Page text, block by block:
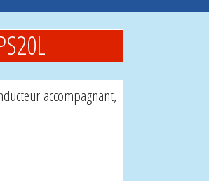
accompagnant,